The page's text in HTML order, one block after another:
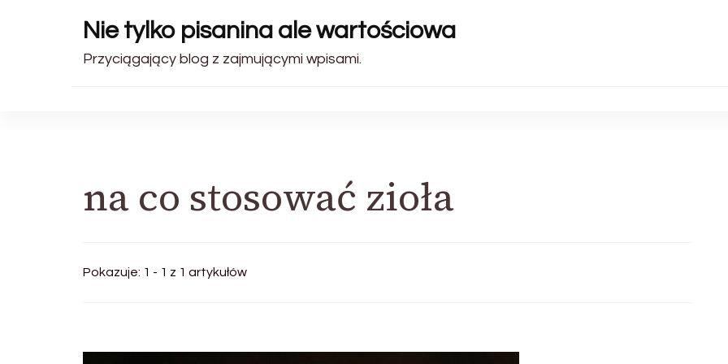
Nie tylko pisanina ale wartościowa
Przyciągający blog z zajmującymi wpisami.
na co stosować zioła
Pokazuje: 1 - 1 z 1 artykułów